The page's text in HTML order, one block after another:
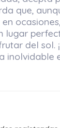
que,
lugar
del sol.
inolvidable